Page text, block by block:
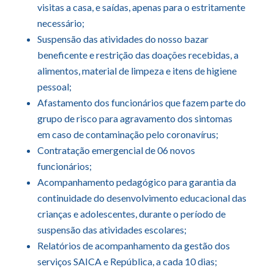
visitas a casa, e saídas, apenas para o estritamente
necessário;
Suspensão das atividades do nosso bazar
beneficente e restrição das doações recebidas, a
alimentos, material de limpeza e itens de higiene
pessoal;
Afastamento dos funcionários que fazem parte do
grupo de risco para agravamento dos sintomas
em caso de contaminação pelo coronavírus;
Contratação emergencial de 06 novos
funcionários;
Acompanhamento pedagógico para garantia da
continuidade do desenvolvimento educacional das
crianças e adolescentes, durante o período de
suspensão das atividades escolares;
Relatórios de acompanhamento da gestão dos
serviços SAICA e República, a cada 10 dias;